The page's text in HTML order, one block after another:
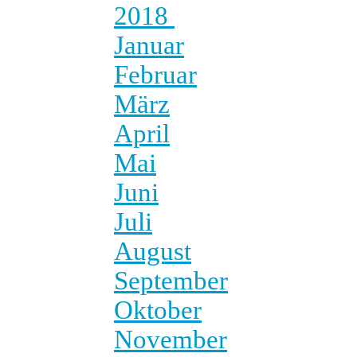
2018
Januar
Februar
März
April
Mai
Juni
Juli
August
September
Oktober
November